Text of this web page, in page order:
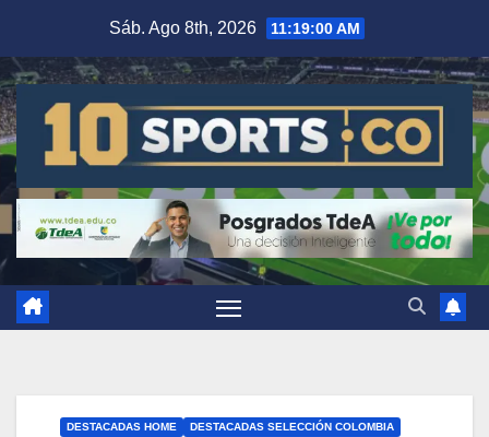
Sáb. Ago 8th, 2026 11:19:00 AM
DESTACADAS HOME
DESTACADAS SELECCIÓN COLOMBIA